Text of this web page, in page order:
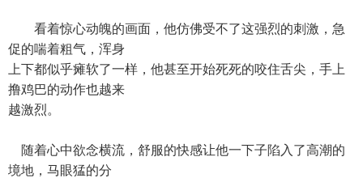
看着惊心动魄的画面，他仿佛受不了这强烈的刺激，急
促的喘着粗气，浑身
上下都似乎瘫软了一样，他甚至开始死死的咬住舌尖，手上
撸鸡巴的动作也越来
越激烈。
随着心中欲念横流，舒服的快感让他一下子陷入了高潮的
境地，马眼猛的分